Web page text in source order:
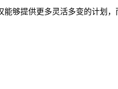
够提供更多灵活多变的计划，